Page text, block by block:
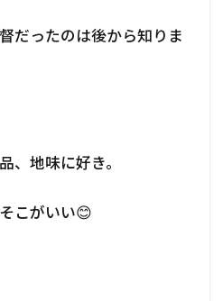
だったのは後から知りま
、地味に好き。
こがいい😊